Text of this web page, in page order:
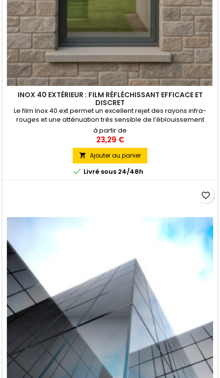
INOX 40 EXTÉRIEUR : FILM RÉFLÉCHISSANT EFFICACE ET
DISCRET
Le film Inox 40 ext permet un excellent rejet des rayons infra-
rouges et une atténuation très sensible de l’éblouissement
solaire. Son aspect ‘inox’ de l’extérieur permet une application
esthétiquement discrète pour une protection solaire sur tous
types de bâtiments. Pose Extérieure
à partir de
23,29 €
 Ajouter au panier
 Livré sous 24/48h
favorite_border